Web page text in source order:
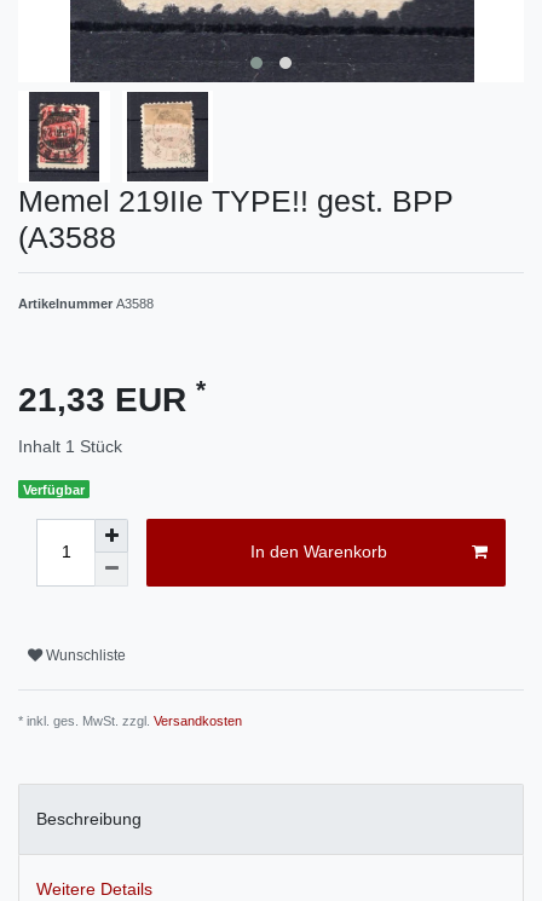
Memel 219IIe TYPE!! gest. BPP
(A3588
Artikelnummer A3588
21,33 EUR *
Inhalt 1 Stück
Verfügbar
In den Warenkorb
Wunschliste
* inkl. ges. MwSt. zzgl. Versandkosten
Beschreibung
Weitere Details